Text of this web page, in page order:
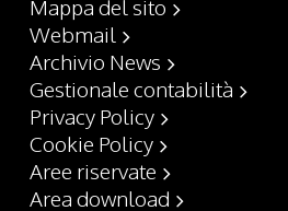
Mappa del sito
Webmail
Archivio News
Gestionale contabilità
Privacy Policy
Cookie Policy
Aree riservate
Area download